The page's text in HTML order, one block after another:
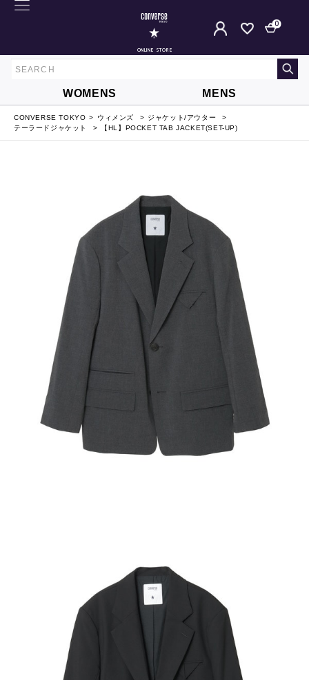
ONLINE STORE
0
WOMENS MENS
CONVERSE TOKYO ウィメンズ
ジャケット/アウター
テーラードジャケット
【HL】POCKET TAB JACKET(SET-UP)